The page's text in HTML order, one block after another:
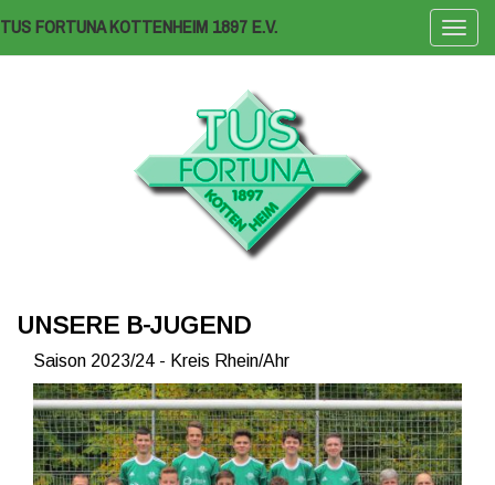
ein-/
TUS FORTUNA KOTTENHEIM 1897 E.V.
UNSERE B-JUGEND
Saison 2023/24 - Kreis Rhein/Ahr